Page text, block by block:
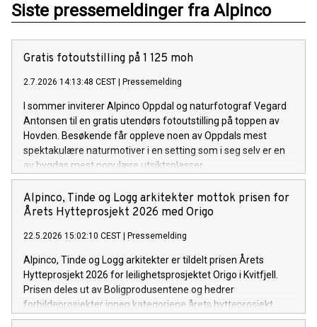
Siste pressemeldinger fra Alpinco
Gratis fotoutstilling på 1 125 moh
2.7.2026 14:13:48 CEST Pressemelding
I sommer inviterer Alpinco Oppdal og naturfotograf Vegard
Antonsen til en gratis utendørs fotoutstilling på toppen av
Hovden. Besøkende får oppleve noen av Oppdals mest
spektakulære naturmotiver i en setting som i seg selv er en
av bygdas mest populære utsiktsplasser.
Alpinco, Tinde og Logg arkitekter mottok prisen for
Årets Hytteprosjekt 2026 med Origo
22.5.2026 15:02:10 CEST Pressemelding
Alpinco, Tinde og Logg arkitekter er tildelt prisen Årets
Hytteprosjekt 2026 for leilighetsprosjektet Origo i Kvitfjell.
Prisen deles ut av Boligprodusentene og hedrer
forbildeprosjekter innen kategoriene årets hytteprosjekt,
årets småhusprosjekt og årets leilighetsprosjekt.